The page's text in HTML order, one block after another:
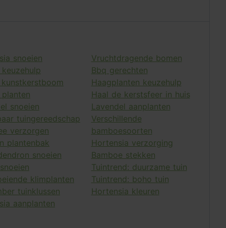
snoeien
keuzehulp
snoeien
tuingereedschap
verzorgen
plantenbak
snoeien
klimplanten
tuinklussen
aanplanten
Vruchtdragende bomen
Bbq gerechten
Haagplanten keuzehulp
Haal de kerstsfeer in huis
Lavendel aanplanten
Verschillende
bamboesoorten
Hortensia verzorging
Bamboe stekken
Tuintrend: duurzame tuin
Tuintrend: boho tuin
Hortensia kleuren